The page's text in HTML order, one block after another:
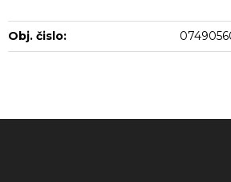
Obj. čislo: